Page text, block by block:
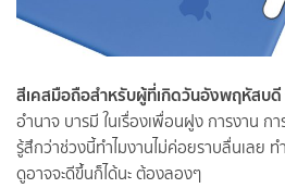
สีเคสมือถือสำหรับผู้ที่เกิดวันอังพฤหัสบดี
อำนาจ บารมี ในเรื่องเพื่อนฝูง การงาน ก
รู้สึกว่าช่วงนี้ทำไมงานไม่ค่อยราบลื่นเลย
ดูอาจจะดีขึ้นก็ได้นะ ต้องลองๆ